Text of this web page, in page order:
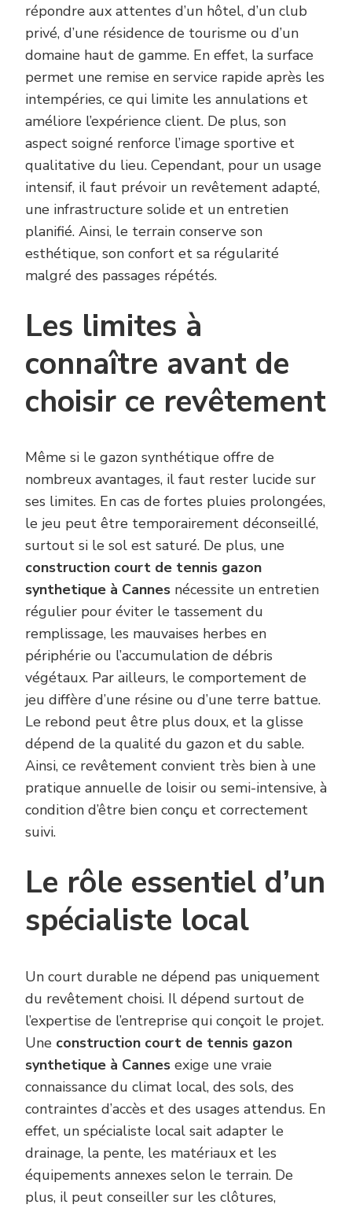
répondre aux attentes d’un hôtel, d’un club
privé, d’une résidence de tourisme ou d’un
domaine haut de gamme. En effet, la surface
permet une remise en service rapide après les
intempéries, ce qui limite les annulations et
améliore l’expérience client. De plus, son
aspect soigné renforce l’image sportive et
qualitative du lieu. Cependant, pour un usage
intensif, il faut prévoir un revêtement adapté,
une infrastructure solide et un entretien
planifié. Ainsi, le terrain conserve son
esthétique, son confort et sa régularité
malgré des passages répétés.
Les limites à
connaître avant de
choisir ce revêtement
Même si le gazon synthétique offre de
nombreux avantages, il faut rester lucide sur
ses limites. En cas de fortes pluies prolongées,
le jeu peut être temporairement déconseillé,
surtout si le sol est saturé. De plus, une
construction court de tennis gazon
synthetique à Cannes nécessite un entretien
régulier pour éviter le tassement du
remplissage, les mauvaises herbes en
périphérie ou l’accumulation de débris
végétaux. Par ailleurs, le comportement de
jeu diffère d’une résine ou d’une terre battue.
Le rebond peut être plus doux, et la glisse
dépend de la qualité du gazon et du sable.
Ainsi, ce revêtement convient très bien à une
pratique annuelle de loisir ou semi-intensive, à
condition d’être bien conçu et correctement
suivi.
Le rôle essentiel d’un
spécialiste local
Un court durable ne dépend pas uniquement
du revêtement choisi. Il dépend surtout de
l’expertise de l’entreprise qui conçoit le projet.
Une construction court de tennis gazon
synthetique à Cannes exige une vraie
connaissance du climat local, des sols, des
contraintes d’accès et des usages attendus. En
effet, un spécialiste local sait adapter le
drainage, la pente, les matériaux et les
équipements annexes selon le terrain. De
plus, il peut conseiller sur les clôtures,